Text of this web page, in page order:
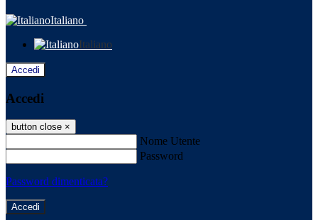
Italiano
Italiano
Accedi
Accedi
button close ×
Nome Utente
Password
Password dimenticata?